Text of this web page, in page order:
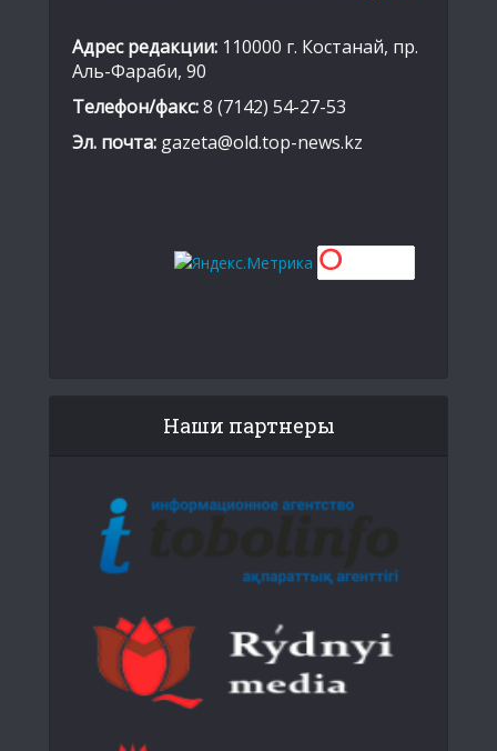
Адрес редакции: 110000 г. Костанай, пр.
Аль-Фараби, 90
Телефон/факс:8 (7142) 54-27-53
Эл. почта: gazeta@old.top-news.kz
Наши партнеры